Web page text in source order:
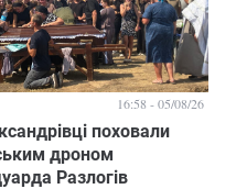
поховали
дроном
Разлогів
16:58 - 05/08/26